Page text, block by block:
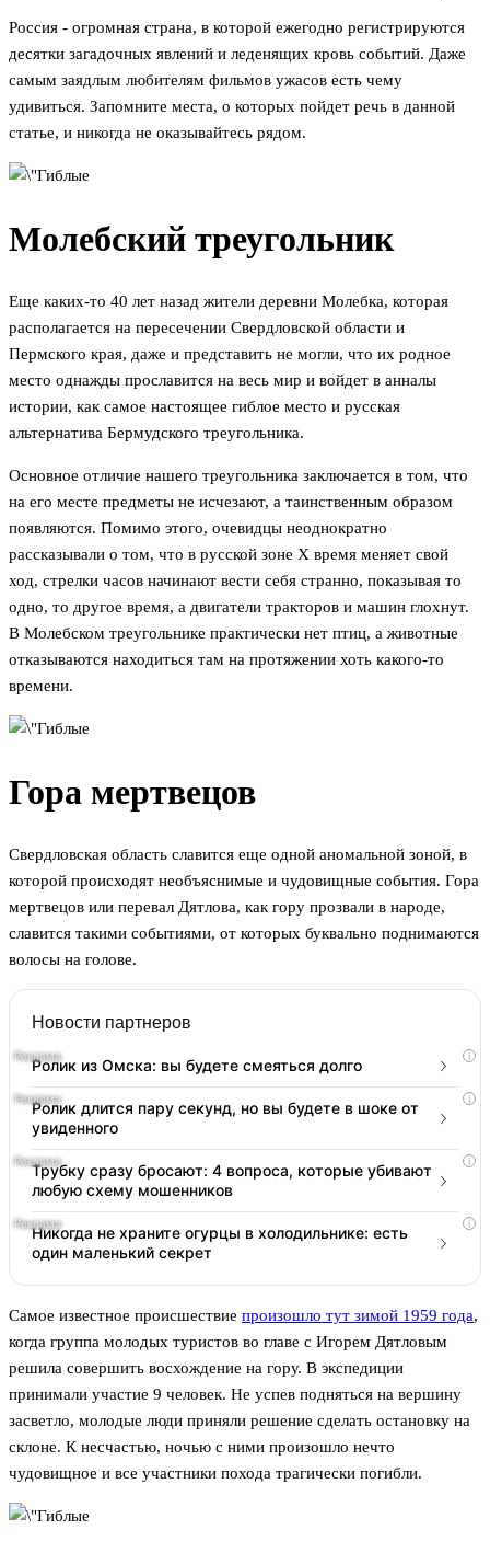
Россия - огромная страна, в которой ежегодно регистрируются
десятки загадочных явлений и леденящих кровь событий. Даже
самым заядлым любителям фильмов ужасов есть чему
удивиться. Запомните места, о которых пойдет речь в данной
статье, и никогда не оказывайтесь рядом.
Молебский треугольник
Еще каких-то 40 лет назад жители деревни Молебка, которая
располагается на пересечении Свердловской области и
Пермского края, даже и представить не могли, что их родное
место однажды прославится на весь мир и войдет в анналы
истории, как самое настоящее гиблое место и русская
альтернатива Бермудского треугольника.
Основное отличие нашего треугольника заключается в том, что
на его месте предметы не исчезают, а таинственным образом
появляются. Помимо этого, очевидцы неоднократно
рассказывали о том, что в русской зоне Х время меняет свой
ход, стрелки часов начинают вести себя странно, показывая то
одно, то другое время, а двигатели тракторов и машин глохнут.
В Молебском треугольнике практически нет птиц, а животные
отказываются находиться там на протяжении хоть какого-то
времени.
Гора мертвецов
Свердловская область славится еще одной аномальной зоной, в
которой происходят необъяснимые и чудовищные события. Гора
мертвецов или перевал Дятлова, как гору прозвали в народе,
славится такими событиями, от которых буквально поднимаются
волосы на голове.
Новости партнеров
i
Ролик из Омска: вы будете смеяться долго
i
Ролик длится пару секунд, но вы будете в шоке от
увиденного
i
Трубку сразу бросают: 4 вопроса, которые убивают
любую схему мошенников
i
Никогда не храните огурцы в холодильнике: есть
один маленький секрет
Самое известное происшествие произошло тут зимой 1959 года,
когда группа молодых туристов во главе с Игорем Дятловым
решила совершить восхождение на гору. В экспедиции
принимали участие 9 человек. Не успев подняться на вершину
засветло, молодые люди приняли решение сделать остановку на
склоне. К несчастью, ночью с ними произошло нечто
чудовищное и все участники похода трагически погибли.